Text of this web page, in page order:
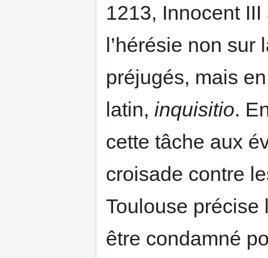
1213, Innocent
l’hérésie non sur
préjugés, mais
latin, inquisitio.
cette tâche aux
croisade contre
Toulouse précise
être condamné